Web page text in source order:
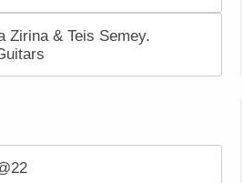
Zirina & Teis Semey.